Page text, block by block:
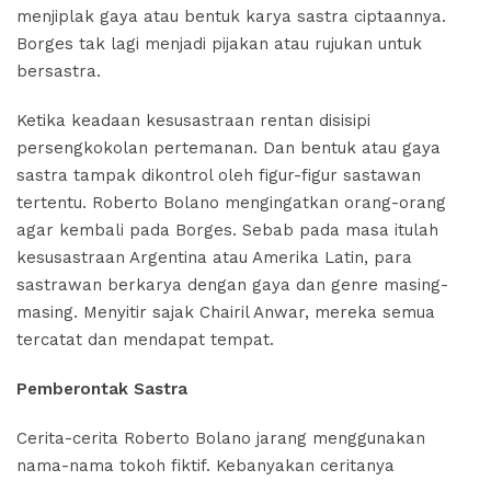
menjiplak gaya atau bentuk karya sastra ciptaannya.
Borges tak lagi menjadi pijakan atau rujukan untuk
bersastra.
Ketika keadaan kesusastraan rentan disisipi
persengkokolan pertemanan. Dan bentuk atau gaya
sastra tampak dikontrol oleh figur-figur sastawan
tertentu. Roberto Bolano mengingatkan orang-orang
agar kembali pada Borges. Sebab pada masa itulah
kesusastraan Argentina atau Amerika Latin, para
sastrawan berkarya dengan gaya dan genre masing-
masing. Menyitir sajak Chairil Anwar, mereka semua
tercatat dan mendapat tempat.
Pemberontak Sastra
Cerita-cerita Roberto Bolano jarang menggunakan
nama-nama tokoh fiktif. Kebanyakan ceritanya